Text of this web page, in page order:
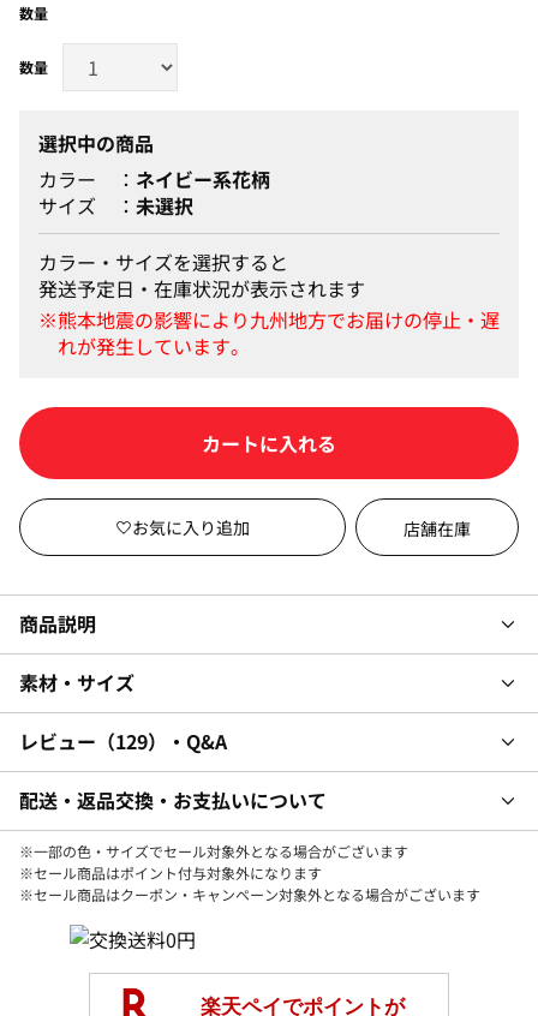
数量
選択中の商品
カラー
ネイビー系花柄
サイズ
未選択
カラー・サイズを選択すると
発送予定日・在庫状況が表示されます
カートに入れる
店舗在庫
商品説明
素材・サイズ
レビュー 129 ・Q&A
配送・返品交換・お支払いについて
※一部の色・サイズでセール対象外となる場合がございます
※セール商品はポイント付与対象外になります
※セール商品はクーポン・キャンペーン対象外となる場合がございます